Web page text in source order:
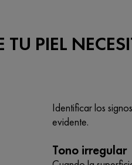
TU PIEL
Identificar los
evidente.
Tono irregular